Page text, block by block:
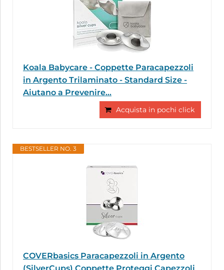
Koala Babycare - Coppette Paracapezzoli
in Argento Trilaminato - Standard Size -
Aiutano a Prevenire...
Acquista in pochi click
BESTSELLER NO. 3
COVERbasics Paracapezzoli in Argento